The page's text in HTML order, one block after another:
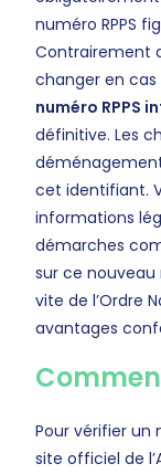
numéro RPPS
Contrairement
changer en
numéro RPPS
définitive. Les
cet identifiant.
informations
démarches
sur ce nouveau
vite de l’Ordre
avantages
Pour vérifier un
site officiel de